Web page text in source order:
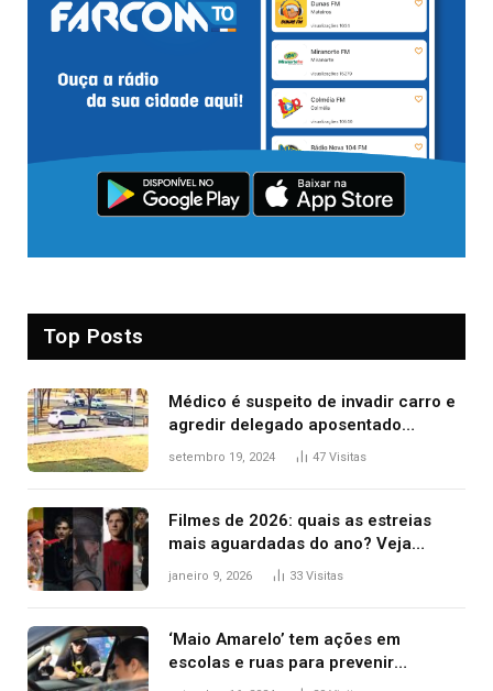
Top Posts
Médico é suspeito de invadir carro e
agredir delegado aposentado
durante confusão no trânsito
setembro 19, 2024 47 Visitas
Filmes de 2026: quais as estreias
mais aguardadas do ano? Veja
principais lançamentos do cinema
janeiro 9, 2026 33 Visitas
‘Maio Amarelo’ tem ações em
escolas e ruas para prevenir
acidentes no trânsito no AP